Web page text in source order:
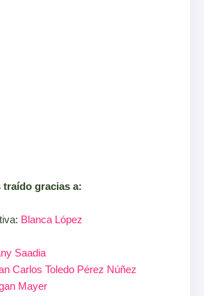
traído gracias a:
Blanca López
Saadia
Carlos Toledo Pérez Núñez
Mayer